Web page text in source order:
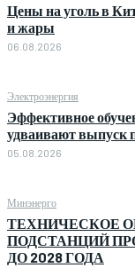
Цены на уголь в
и жары
06.08.2026
Электроэнергия
Эффективное
удваивают выпуск
05.08.2026
Минэнерго
ТЕХНИЧЕСКОЕ
ПОДСТАНЦИЙ
ДО 2028 ГОДА